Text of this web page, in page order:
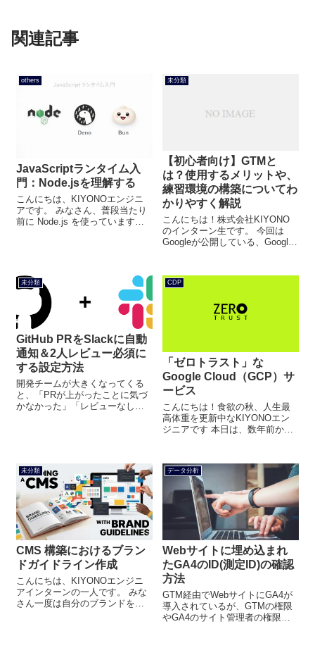
関連記事
others
JavaScriptランタイム入
門：Node.jsを理解する
こんにちは、KIYONOエンジニ
アです。 みなさん、普段当たり
前に Node.js を使っていますよ
未分類
【初心者向け】GTMと
は？使用するメリットや、
練習環境の構築についてわ
かりやすく解説
こんにちは！株式会社KIYONO
のインターン生です。 今回は
Googleが公開している、Google
や、タグ、トリガーといった
GTMを使うために必須である用
未分類
GitHub PRをSlackに自動
通知＆2人レビュー必須に
する設定方法
開発チームが大きくなってくる
と、「PRが上がったことに気づ
かなかった」「レビューなしで
CDP
「ゼロトラスト」な
Google Cloud（GCP）サ
ービス
こんにちは！食欲の秋、人生最
高体重を更新中なKIYONOエン
ジニアです 本日は、数年前から
スト」についてご紹介いたしま
す 「ゼロトラスト」理解 〜
ゼロトラスト...
未分類
CMS 構築におけるブラン
ドガイドライン作成
こんにちは、KIYONOエンジニ
アインターンの一人です。 みな
さん一度は自分のブランドを持
データ分析
Webサイトに埋め込まれ
たGA4のID(測定ID)の確認
方法
GTM経由でWebサイトにGA4が
導入されているが、GTMの権限
やGA4のサイト管理者の権限が